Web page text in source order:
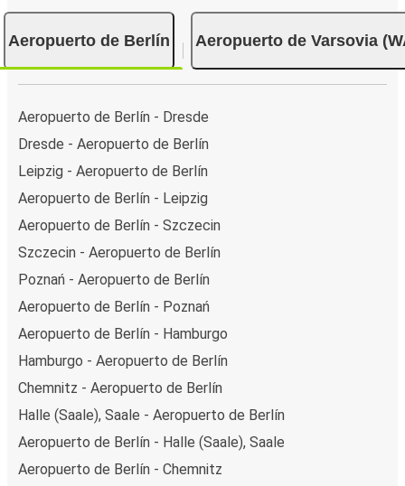
Aeropuerto de Berlín Aeropuerto de Varsovia
Aeropuerto de Berlín - Dresde
Dresde - Aeropuerto de Berlín
Leipzig - Aeropuerto de Berlín
Aeropuerto de Berlín - Leipzig
Aeropuerto de Berlín - Szczecin
Szczecin - Aeropuerto de Berlín
Poznań - Aeropuerto de Berlín
Aeropuerto de Berlín - Poznań
Aeropuerto de Berlín - Hamburgo
Hamburgo - Aeropuerto de Berlín
Chemnitz - Aeropuerto de Berlín
Halle (Saale), Saale - Aeropuerto de Berlín
Aeropuerto de Berlín - Halle (Saale), Saale
Aeropuerto de Berlín - Chemnitz